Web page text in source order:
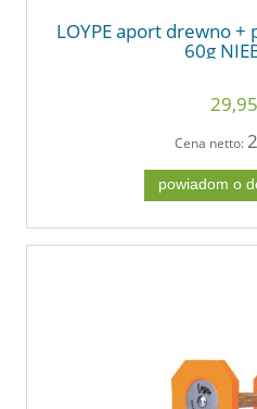
LOYPE aport drewno +
60g
Cena netto:
powiadom o